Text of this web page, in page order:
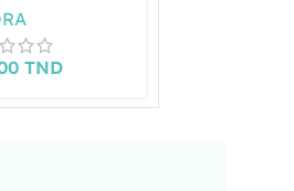
TND